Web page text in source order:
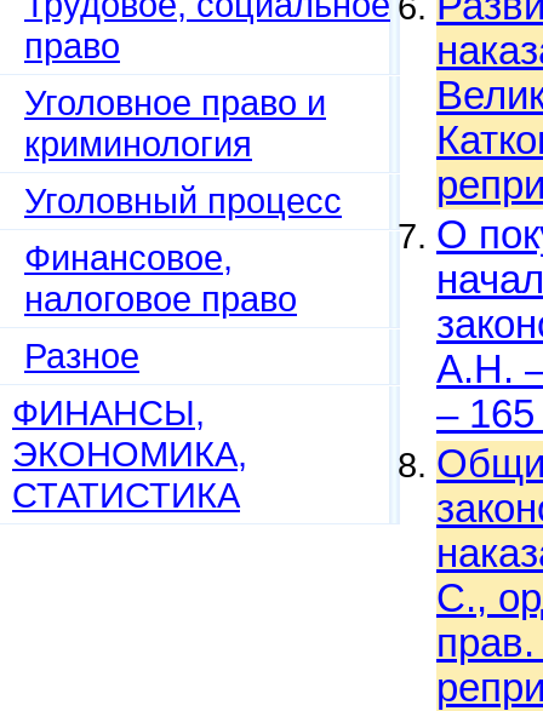
право
Уголовное право и
криминология
Уголовный процесс
Финансовое,
налоговое право
Разное
ФИНАНСЫ,
ЭКОНОМИКА,
СТАТИСТИКА
О
А.Н.
– 165
С.,